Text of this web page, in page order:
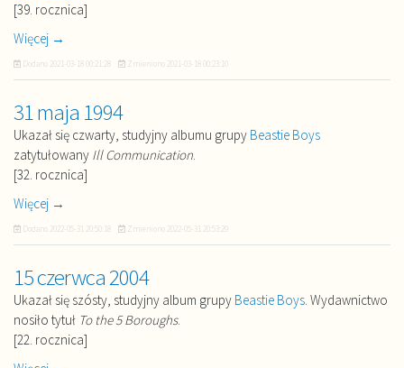
[39. rocznica]
Więcej →
Dodano 2021-03-18 00:21:28 Zmieniono 2021-03-18 00:23:10
31 maja 1994
Ukazał się czwarty, studyjny albumu grupy Beastie Boys
zatytułowany Ill Communication.
[32. rocznica]
Więcej →
Dodano 2022-05-31 20:50:18 Zmieniono 2022-05-31 20:53:29
15 czerwca 2004
Ukazał się szósty, studyjny album grupy Beastie Boys. Wydawnictwo
nosiło tytuł To the 5 Boroughs.
[22. rocznica]